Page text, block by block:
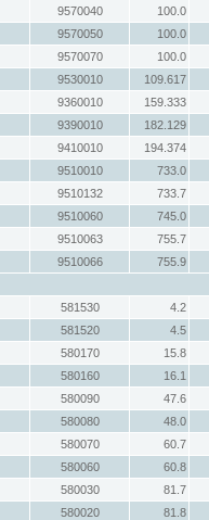
9570040
100.0
9570050
100.0
9570070
100.0
9530010
109.617
9360010
159.333
9390010
182.129
9410010
194.374
9510010
733.0
9510132
733.7
9510060
745.0
9510063
755.7
9510066
755.9
581530
4.2
581520
4.5
580170
15.8
580160
16.1
580090
47.6
580080
48.0
580070
60.7
580060
60.8
580030
81.7
580020
81.8